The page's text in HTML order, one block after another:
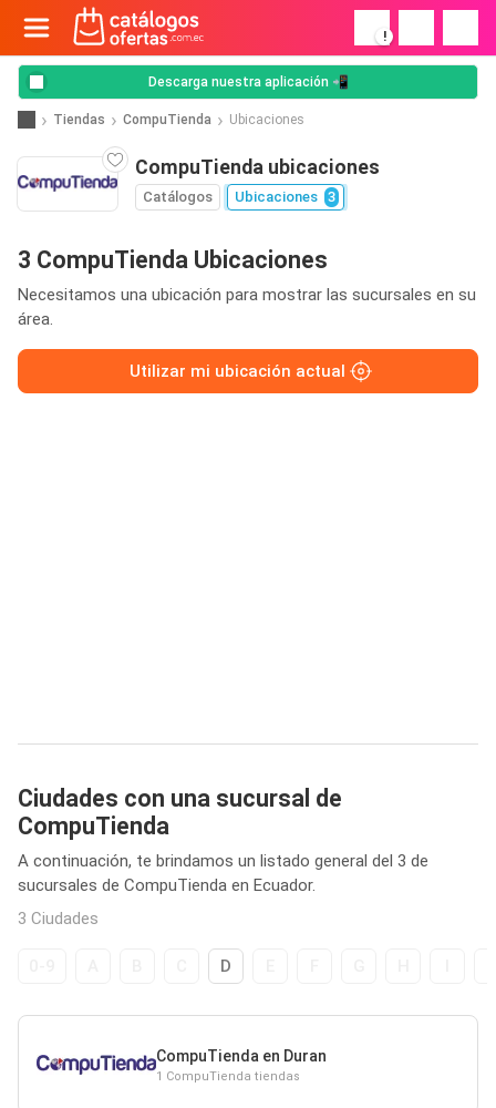
!
Descarga nuestra aplicación 📲
Tiendas CompuTienda Ubicaciones
CompuTienda ubicaciones
Catálogos Ubicaciones 3
3 CompuTienda Ubicaciones
Necesitamos una ubicación para mostrar las sucursales en su
área.
Utilizar mi ubicación actual
Ciudades con una sucursal de
CompuTienda
A continuación, te brindamos un listado general del 3 de
sucursales de CompuTienda en Ecuador.
3 Ciudades
D
CompuTienda en Duran
1 CompuTienda tiendas